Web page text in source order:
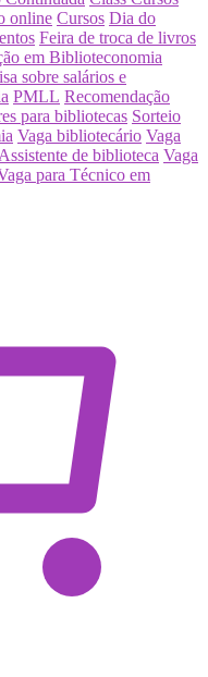
online Cursos Dia do
Feira de troca de livros
em Biblioteconomia
sobre salários e
PMLL Recomendação
para bibliotecas Sorteio
Vaga bibliotecário Vaga
de biblioteca Vaga
para Técnico em